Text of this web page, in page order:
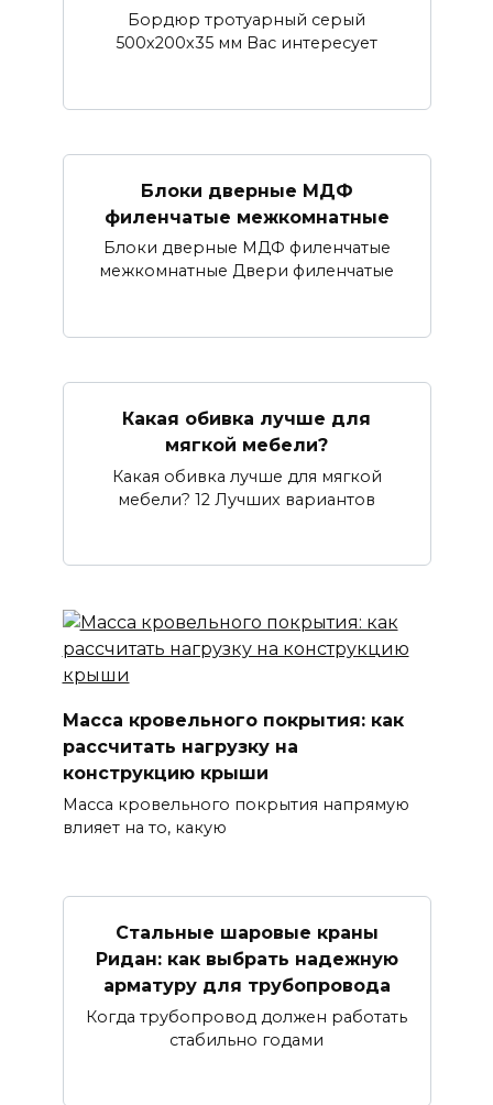
Бордюр тротуарный серый
500х200х35 мм Вас интересует
Блоки дверные МДФ
филенчатые межкомнатные
Блоки дверные МДФ филенчатые
межкомнатные Двери филенчатые
Какая обивка лучше для
мягкой мебели?
Какая обивка лучше для мягкой
мебели? 12 Лучших вариантов
Масса кровельного покрытия: как
рассчитать нагрузку на
конструкцию крыши
Масса кровельного покрытия напрямую
влияет на то, какую
Стальные шаровые краны
Ридан: как выбрать надежную
арматуру для трубопровода
Когда трубопровод должен работать
стабильно годами